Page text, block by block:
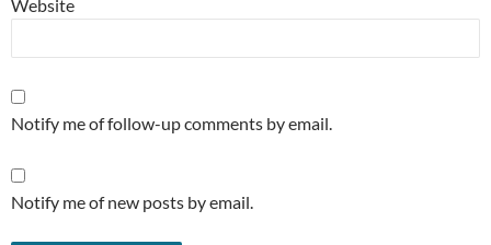
Website
Notify me of follow-up comments by email.
Notify me of new posts by email.